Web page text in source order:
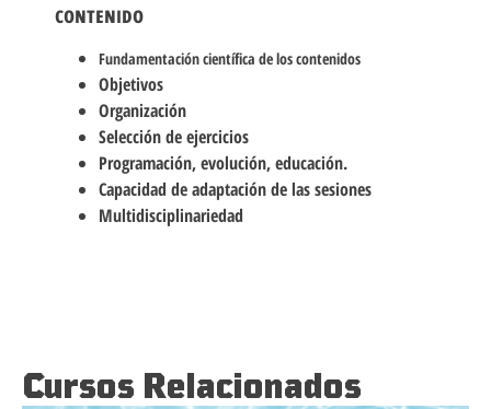
CONTENIDO
Fundamentación científica de los contenidos
Objetivos
Organización
Selección de ejercicios
Programación, evolución, educación.
Capacidad de adaptación de las sesiones
Multidisciplinariedad
Cursos Relacionados